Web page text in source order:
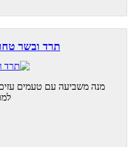
תרד ובשר
מנה משביעה עם טעמים